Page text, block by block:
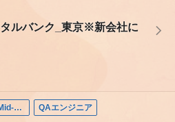
ルバンク_東京※新会社に
English (Mid-career) QAエンジニア